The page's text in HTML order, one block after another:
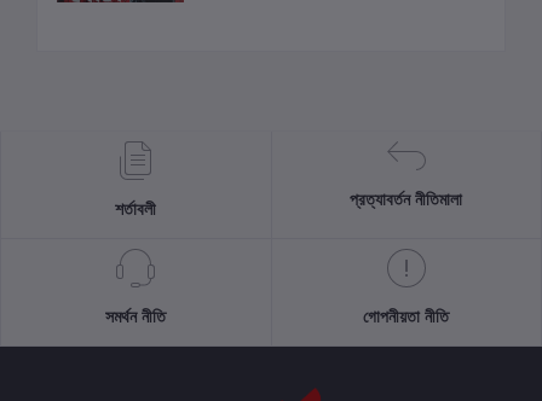
শর্তাবলী প্রত্যাবর্তন নীতিমালা
সমর্থন নীতি গোপনীয়তা নীতি